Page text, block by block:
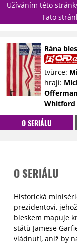
Užíváním této
Tato
NOVINKY
TÉMATA
RECENZE
EPIZODY
KULT
TRAILERY
GALERIE
DISKUZE
STATISTIKY
TIRÁŽ
Rána
tvůrce:
hrají:
Whitford
O SERIÁLU
O SERIÁLU
Historická
prezidentovi,
bleskem mapuje
států Jamese
vládnutí, aniž by